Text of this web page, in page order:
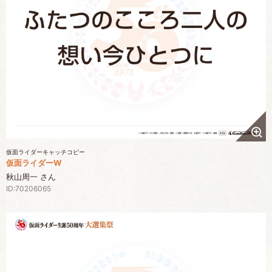
仮面ライダーキャッチコピー
仮面ライダーW
秋山周一 さん
ID:70206065